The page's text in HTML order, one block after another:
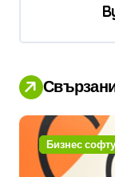
Бизнес